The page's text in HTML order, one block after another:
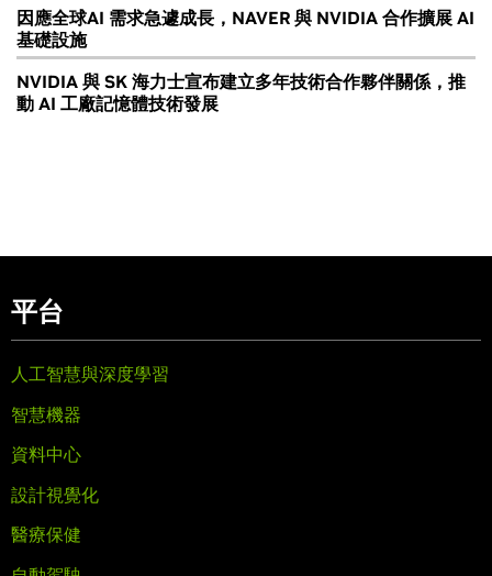
因應全球AI 需求急遽成長，NAVER 與 NVIDIA 合作擴展 AI
基礎設施
NVIDIA 與 SK 海力士宣布建立多年技術合作夥伴關係，推
動 AI 工廠記憶體技術發展
平台
人工智慧與深度學習
智慧機器
資料中心
設計視覺化
醫療保健